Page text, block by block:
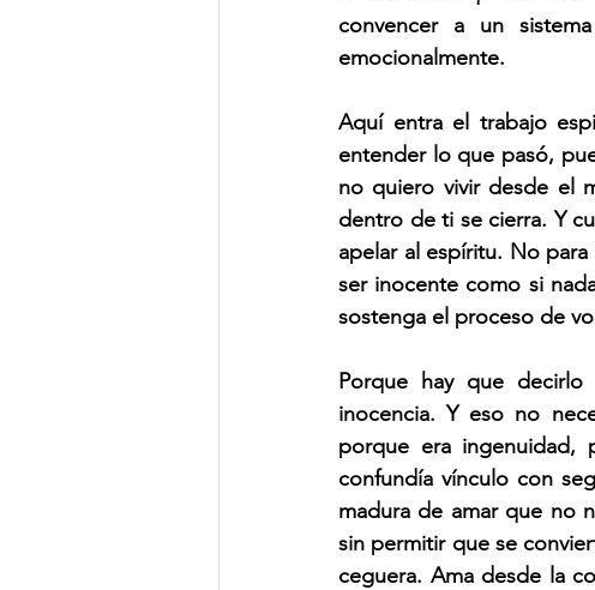
convencer a un
emocionalmente.
Aquí entra el trabajo
entender lo que pasó,
no quiero vivir desde el
dentro de ti se cierra. Y
apelar al espíritu. No
ser inocente como si
sostenga el proceso de
Porque hay que
inocencia. Y eso no
porque era ingenuidad,
confundía vínculo con
madura de amar que no
sin permitir que se
ceguera. Ama desde la